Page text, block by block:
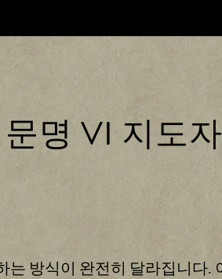
명 VI 지도
는 방식이 완전히 달라집니다